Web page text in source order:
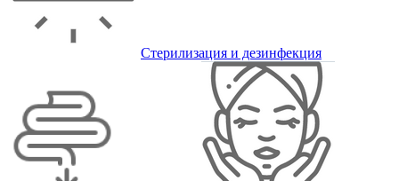
Стерилизация и дезинфекция